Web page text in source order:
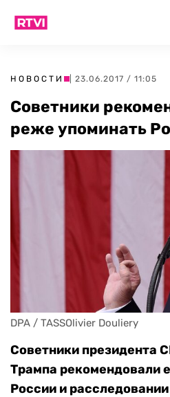
НОВОСТИ | 23.06.2017 / 11:05
Советники
реже упоминать
DPA / TASSOlivier Douliery
Советники президента
Трампа рекомендовали
России и